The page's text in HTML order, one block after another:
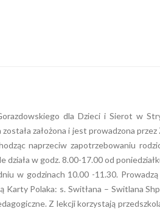
dla Dzieci i Sierot w
założona i jest prowadzona
naprzeciw zapotrzebowaniu
działa w godz. 8.00-17.00 od
w godzinach 10.00 -11.30.
Polaka: s. Switłana – Switlana
Z lekcji korzystają